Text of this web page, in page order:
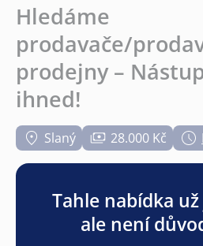
Hledáme
prodavače/
prodejny –
ihned!
Slaný 28.000 Kč
Tahle nabídka
ale není